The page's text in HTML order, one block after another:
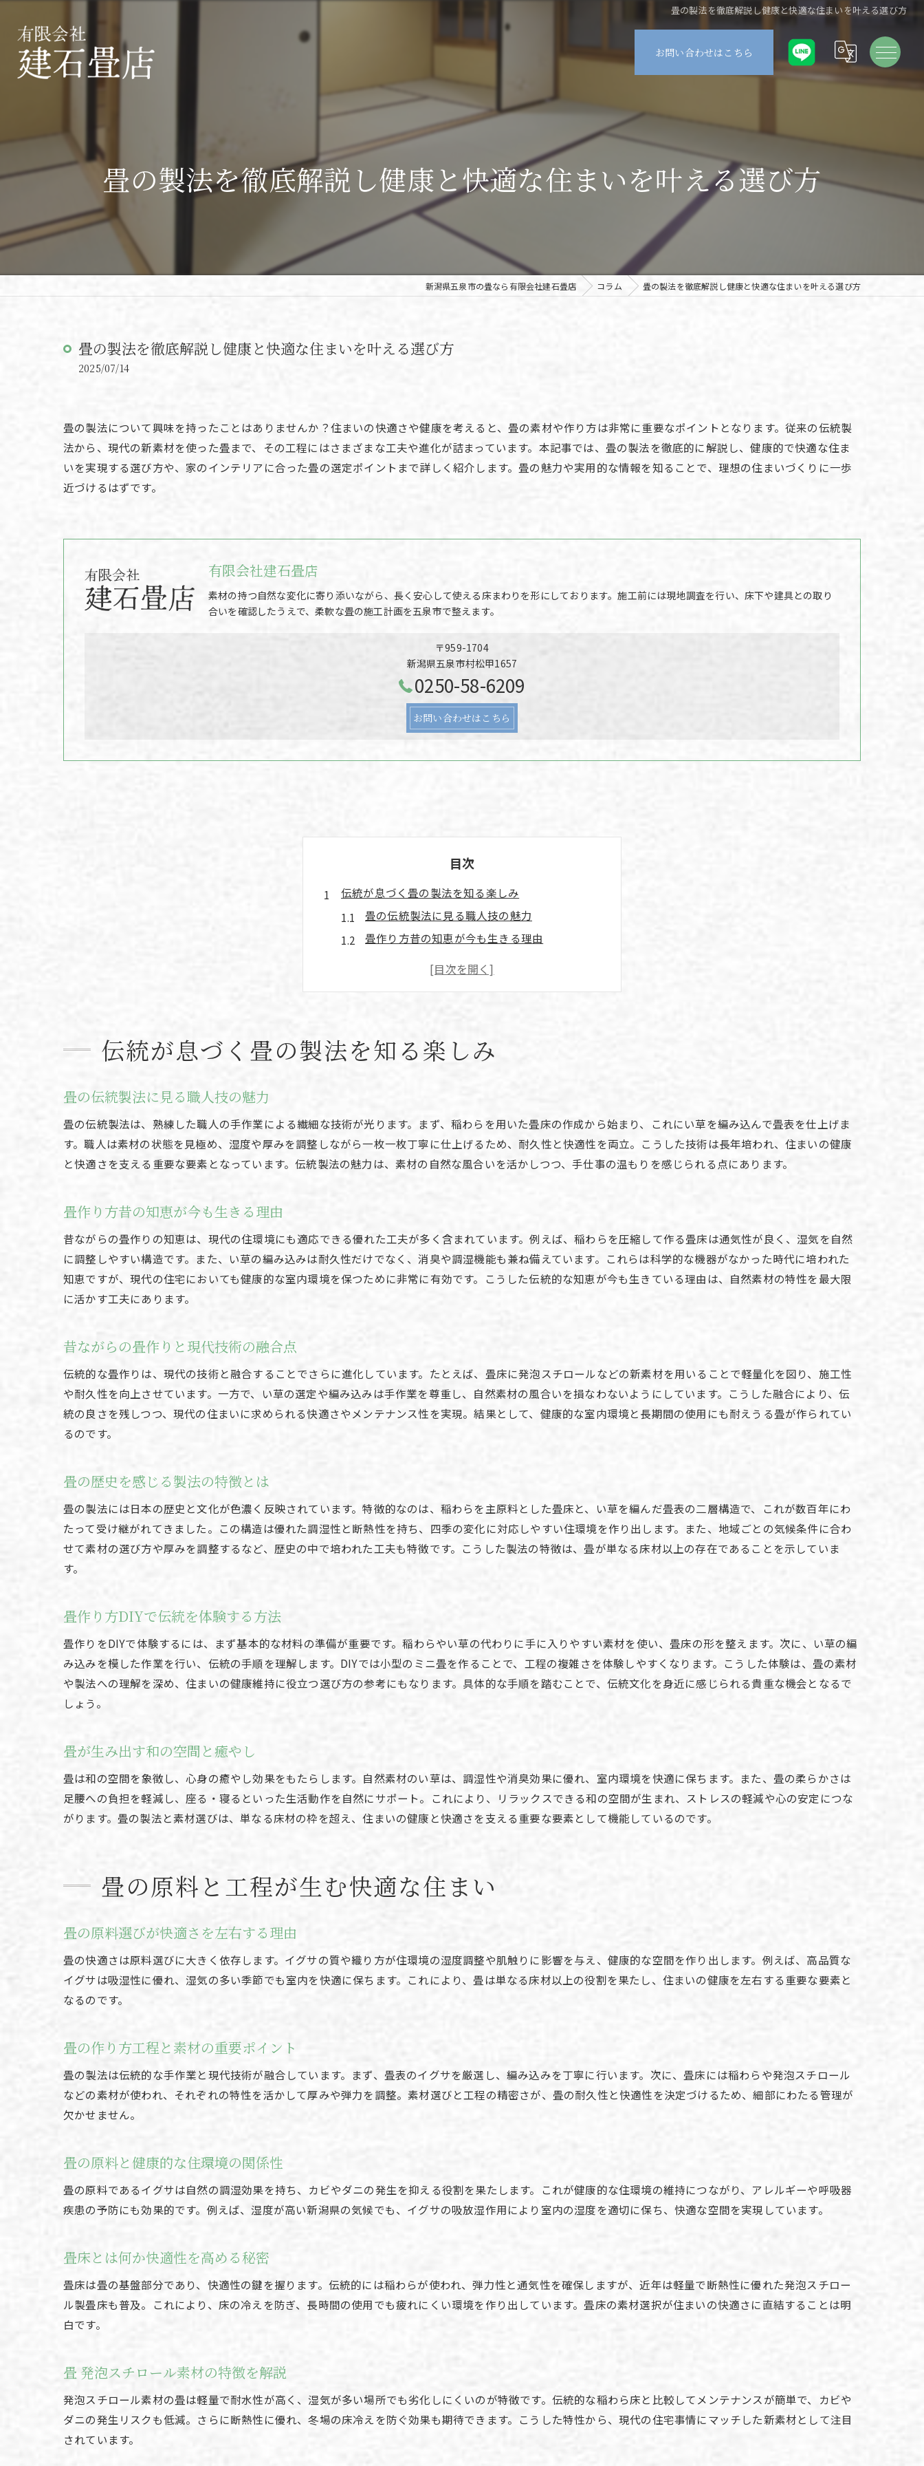
畳の製法を徹底解説し健康と快適な住まいを叶える選び方
お問い合わせはこちら
畳の製法を徹底解説し健康と快適な住まいを叶える選び方
新潟県五泉市の畳なら有限会社建石畳店 コラム 畳の製法を徹底解説し健康と快適な住まいを叶える選び方
畳の製法を徹底解説し健康と快適な住まいを叶える選び方
2025/07/14
畳の製法について興味を持ったことはありませんか？住まいの快適さや健康を考えると、畳の素材や作り方は非常に重要なポイントとなります。従来の伝統製
法から、現代の新素材を使った畳まで、その工程にはさまざまな工夫や進化が詰まっています。本記事では、畳の製法を徹底的に解説し、健康的で快適な住ま
いを実現する選び方や、家のインテリアに合った畳の選定ポイントまで詳しく紹介します。畳の魅力や実用的な情報を知ることで、理想の住まいづくりに一歩
近づけるはずです。
有限会社建石畳店
素材の持つ自然な変化に寄り添いながら、長く安心して使える床まわりを形にしております。施工前には現地調査を行い、床下や建具との取り
合いを確認したうえで、柔軟な畳の施工計画を五泉市で整えます。
〒959-1704
新潟県五泉市村松甲1657
0250-58-6209
お問い合わせはこちら
目次
伝統が息づく畳の製法を知る楽しみ
畳の伝統製法に見る職人技の魅力
畳作り方昔の知恵が今も生きる理由
昔ながらの畳作りと現代技術の融合点
畳の原料と工程が生む快適な住まい
畳の原料と健康的な住環境の関係性
畳床とは何か快適性を高める秘密
畳 発泡スチロール素材の特徴を解説
畳は健康的な住まいに欠かせない理由
ダニのない畳選びで快適生活を実現
畳の原料が健康に与える影響を解説
現代の暮らしに合う畳の新素材解説
畳の新素材が暮らしを変える理由とは
発泡スチロール畳の特長と快適性
現代風ミニ畳作り方のアイデア集
畳作りの昔と今を比較してみよう
畳作り方昔と現代の工程の違いを解説
畳 作り方DIYで昔の手法を再現する
畳の歴史と未来をつなぐ製法の工夫
ダニ対策に役立つ畳の進化とは
畳床とは何かダニ防止の観点から解説
畳の作り方簡単で清潔さを保つ工夫
畳新素材の抗ダニ性能と安全性
畳床作り方で変わる畳の性能と快適性
畳の作り方工程と畳床選びのコツ
畳床の素材別お手入れ方法と長持ち術
ミニ畳作り方でインテリアに個性をプラス
畳のメンテナンス基本と長持ちの秘訣
伝統が息づく畳の製法を知る楽しみ
畳の伝統製法に見る職人技の魅力
畳の伝統製法は、熟練した職人の手作業による繊細な技術が光ります。まず、稲わらを用いた畳床の作成から始まり、これにい草を編み込んで畳表を仕上げま
す。職人は素材の状態を見極め、湿度や厚みを調整しながら一枚一枚丁寧に仕上げるため、耐久性と快適性を両立。こうした技術は長年培われ、住まいの健康
と快適さを支える重要な要素となっています。伝統製法の魅力は、素材の自然な風合いを活かしつつ、手仕事の温もりを感じられる点にあります。
畳作り方昔の知恵が今も生きる理由
昔ながらの畳作りの知恵は、現代の住環境にも適応できる優れた工夫が多く含まれています。例えば、稲わらを圧縮して作る畳床は通気性が良く、湿気を自然
に調整しやすい構造です。また、い草の編み込みは耐久性だけでなく、消臭や調湿機能も兼ね備えています。これらは科学的な機器がなかった時代に培われた
知恵ですが、現代の住宅においても健康的な室内環境を保つために非常に有効です。こうした伝統的な知恵が今も生きている理由は、自然素材の特性を最大限
に活かす工夫にあります。
昔ながらの畳作りと現代技術の融合点
伝統的な畳作りは、現代の技術と融合することでさらに進化しています。たとえば、畳床に発泡スチロールなどの新素材を用いることで軽量化を図り、施工性
や耐久性を向上させています。一方で、い草の選定や編み込みは手作業を尊重し、自然素材の風合いを損なわないようにしています。こうした融合により、伝
統の良さを残しつつ、現代の住まいに求められる快適さやメンテナンス性を実現。結果として、健康的な室内環境と長期間の使用にも耐えうる畳が作られてい
るのです。
畳の歴史を感じる製法の特徴とは
畳の製法には日本の歴史と文化が色濃く反映されています。特徴的なのは、稲わらを主原料とした畳床と、い草を編んだ畳表の二層構造で、これが数百年にわ
たって受け継がれてきました。この構造は優れた調湿性と断熱性を持ち、四季の変化に対応しやすい住環境を作り出します。また、地域ごとの気候条件に合わ
せて素材の選び方や厚みを調整するなど、歴史の中で培われた工夫も特徴です。こうした製法の特徴は、畳が単なる床材以上の存在であることを示していま
す。
畳作り方DIYで伝統を体験する方法
畳作りをDIYで体験するには、まず基本的な材料の準備が重要です。稲わらやい草の代わりに手に入りやすい素材を使い、畳床の形を整えます。次に、い草の編
み込みを模した作業を行い、伝統の手順を理解します。DIYでは小型のミニ畳を作ることで、工程の複雑さを体験しやすくなります。こうした体験は、畳の素材
や製法への理解を深め、住まいの健康維持に役立つ選び方の参考にもなります。具体的な手順を踏むことで、伝統文化を身近に感じられる貴重な機会となるで
しょう。
畳が生み出す和の空間と癒やし
畳は和の空間を象徴し、心身の癒やし効果をもたらします。自然素材のい草は、調湿性や消臭効果に優れ、室内環境を快適に保ちます。また、畳の柔らかさは
足腰への負担を軽減し、座る・寝るといった生活動作を自然にサポート。これにより、リラックスできる和の空間が生まれ、ストレスの軽減や心の安定につな
がります。畳の製法と素材選びは、単なる床材の枠を超え、住まいの健康と快適さを支える重要な要素として機能しているのです。
畳の原料と工程が生む快適な住まい
畳の原料選びが快適さを左右する理由
畳の快適さは原料選びに大きく依存します。イグサの質や織り方が住環境の湿度調整や肌触りに影響を与え、健康的な空間を作り出します。例えば、高品質な
イグサは吸湿性に優れ、湿気の多い季節でも室内を快適に保ちます。これにより、畳は単なる床材以上の役割を果たし、住まいの健康を左右する重要な要素と
なるのです。
畳の作り方工程と素材の重要ポイント
畳の製法は伝統的な手作業と現代技術が融合しています。まず、畳表のイグサを厳選し、編み込みを丁寧に行います。次に、畳床には稲わらや発泡スチロール
などの素材が使われ、それぞれの特性を活かして厚みや弾力を調整。素材選びと工程の精密さが、畳の耐久性と快適性を決定づけるため、細部にわたる管理が
欠かせません。
畳の原料と健康的な住環境の関係性
畳の原料であるイグサは自然の調湿効果を持ち、カビやダニの発生を抑える役割を果たします。これが健康的な住環境の維持につながり、アレルギーや呼吸器
疾患の予防にも効果的です。例えば、湿度が高い新潟県の気候でも、イグサの吸放湿作用により室内の湿度を適切に保ち、快適な空間を実現しています。
畳床とは何か快適性を高める秘密
畳床は畳の基盤部分であり、快適性の鍵を握ります。伝統的には稲わらが使われ、弾力性と通気性を確保しますが、近年は軽量で断熱性に優れた発泡スチロー
ル製畳床も普及。これにより、床の冷えを防ぎ、長時間の使用でも疲れにくい環境を作り出しています。畳床の素材選択が住まいの快適さに直結することは明
白です。
畳 発泡スチロール素材の特徴を解説
発泡スチロール素材の畳は軽量で耐水性が高く、湿気が多い場所でも劣化しにくいのが特徴です。伝統的な稲わら床と比較してメンテナンスが簡単で、カビや
ダニの発生リスクも低減。さらに断熱性に優れ、冬場の床冷えを防ぐ効果も期待できます。こうした特性から、現代の住宅事情にマッチした新素材として注目
されています。